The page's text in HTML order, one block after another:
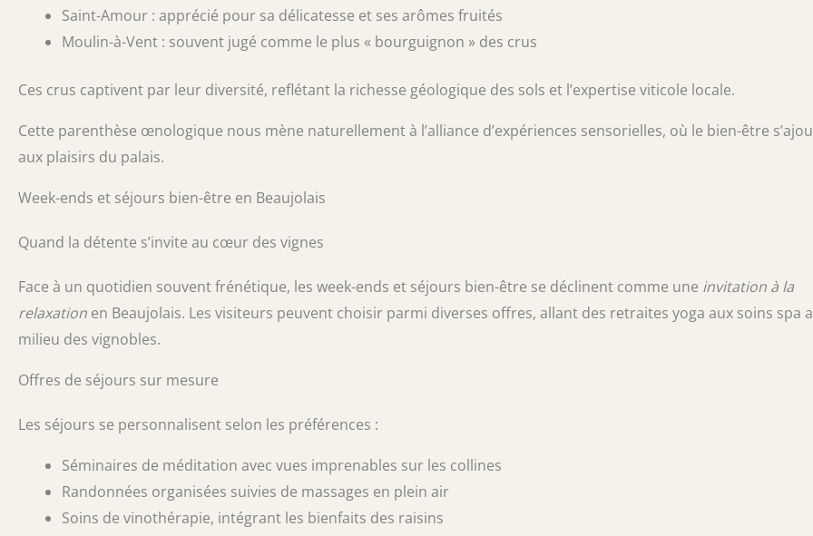
Saint-Amour : apprécié pour sa délicatesse et ses arômes fruités
Moulin-à-Vent : souvent jugé comme le plus « bourguignon » des crus
Ces crus captivent par leur diversité, reflétant la richesse géologique des sols et l’expertise viticole locale.
Cette parenthèse œnologique nous mène naturellement à l’alliance d’expériences sensorielles, où le bien-être
aux plaisirs du palais.
Week-ends et séjours bien-être en Beaujolais
Quand la détente s’invite au cœur des vignes
Face à un quotidien souvent frénétique, les week-ends et séjours bien-être se déclinent comme une invitation à la
relaxation en Beaujolais. Les visiteurs peuvent choisir parmi diverses offres, allant des retraites yoga aux soins spa
milieu des vignobles.
Offres de séjours sur mesure
Les séjours se personnalisent selon les préférences :
Séminaires de méditation avec vues imprenables sur les collines
Randonnées organisées suivies de massages en plein air
Soins de vinothérapie, intégrant les bienfaits des raisins